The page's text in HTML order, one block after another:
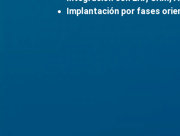
Implantación por fases